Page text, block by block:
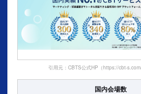
引用元：CBTS公式HP（https://cbt-
国内会場数